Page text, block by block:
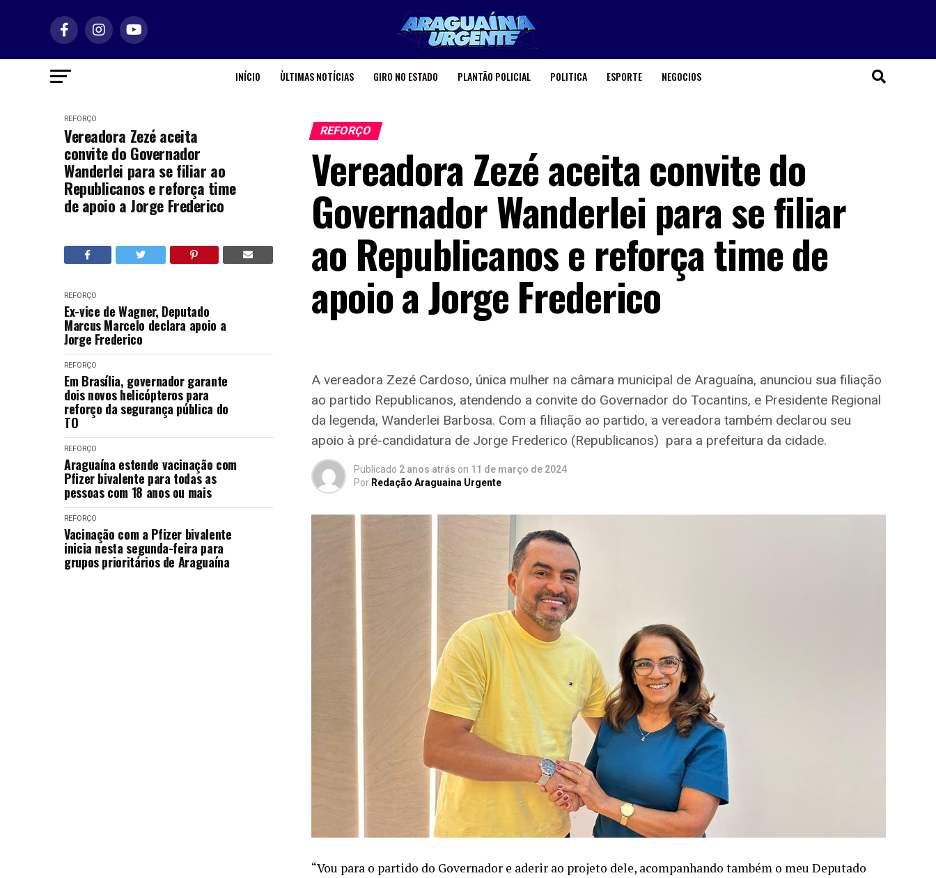
INÍCIO ÙLTIMAS NOTÍCIAS GIRO NO ESTADO PLANTÃO POLICIAL POLITICA ESPORTE NEGOCIOS
REFORÇO
Vereadora Zezé aceita
convite do Governador
Wanderlei para se filiar ao
Republicanos e reforça time
de apoio a Jorge Frederico
REFORÇO
Ex-vice de Wagner, Deputado
Marcus Marcelo declara apoio a
Jorge Frederico
REFORÇO
Em Brasília, governador garante
dois novos helicópteros para
reforço da segurança pública do
TO
REFORÇO
Araguaína estende vacinação com
Pfizer bivalente para todas as
pessoas com 18 anos ou mais
REFORÇO
Vacinação com a Pfizer bivalente
inicia nesta segunda-feira para
grupos prioritários de Araguaína
REFORÇO
Vereadora Zezé aceita convite do
Governador Wanderlei para se filiar
ao Republicanos e reforça time de
apoio a Jorge Frederico
A vereadora Zezé Cardoso, única mulher na câmara municipal de Araguaína, anunciou sua filiação
ao partido Republicanos, atendendo a convite do Governador do Tocantins, e Presidente Regional
da legenda, Wanderlei Barbosa. Com a filiação ao partido, a vereadora também declarou seu
apoio à pré-candidatura de Jorge Frederico (Republicanos) para a prefeitura da cidade.
Publicado 2 anos atrás on 11 de março de 2024
Por Redação Araguaina Urgente
“Vou para o partido do Governador e aderir ao projeto dele, acompanhando também o meu Deputado